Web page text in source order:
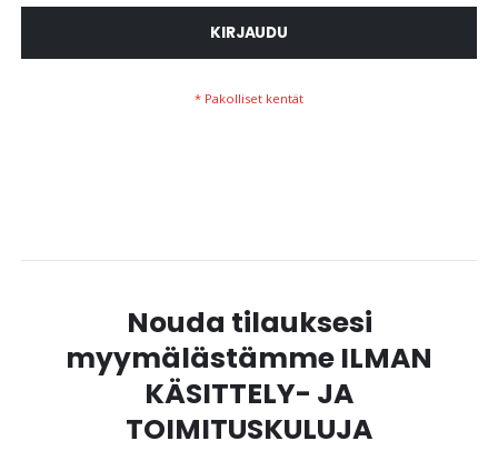
KIRJAUDU
Nouda tilauksesi
myymälästämme ILMAN
KÄSITTELY- JA
TOIMITUSKULUJA